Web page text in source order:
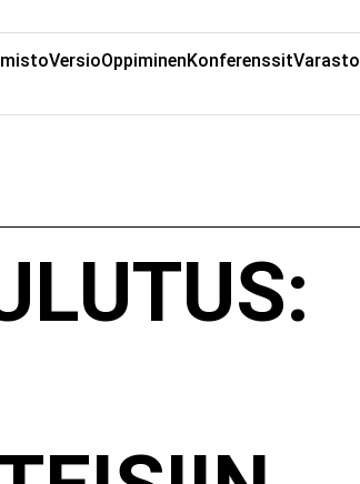
VersioOppiminenKonferenssitVarasto